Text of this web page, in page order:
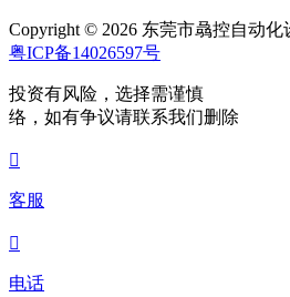
Copyright © 2026 东莞市骉控自动
粤ICP备14026597号
投资有风险，选择需谨慎 部分
络，如有争议请联系我们删除

客服

电话